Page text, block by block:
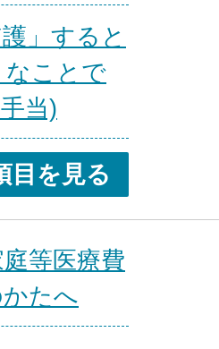
」すると
ことで
当)
目を見る
等医療費
たへ